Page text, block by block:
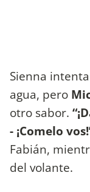
Sienna
agua, pero
otro sabor.
- ¡Comelo
Fabián,
del volante.